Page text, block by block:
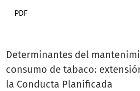
PDF
Determinantes del
consumo de tabaco:
la Conducta Planificada